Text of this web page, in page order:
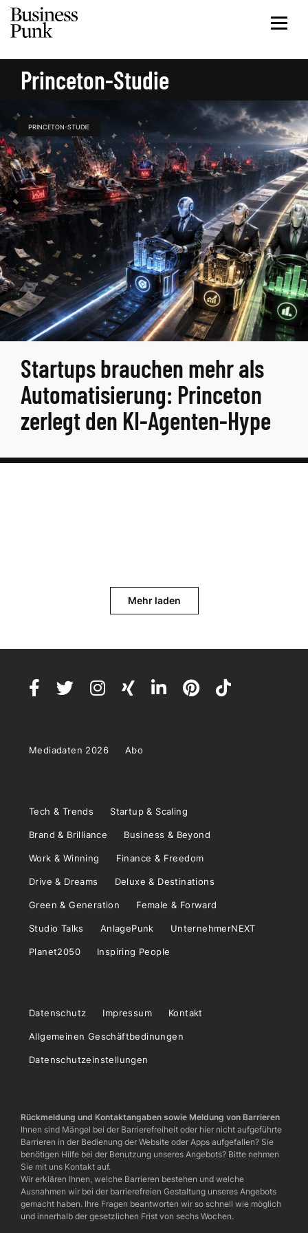
Princeton-Studie
PRINCETON-STUDIE
Startups brauchen mehr als
Automatisierung: Princeton
zerlegt den KI-Agenten-Hype
Mehr laden
Mediadaten 2026 Abo
Tech & Trends Startup & Scaling
Brand & Brilliance Business & Beyond
Work & Winning Finance & Freedom
Drive & Dreams Deluxe & Destinations
Green & Generation Female & Forward
Studio Talks AnlagePunk UnternehmerNEXT
Planet2050 Inspiring People
Datenschutz Impressum Kontakt
Allgemeinen Geschäftbedinungen
Datenschutzeinstellungen
Rückmeldung und Kontaktangaben sowie Meldung von Barrieren
Ihnen sind Mängel bei der Barrierefreiheit oder hier nicht aufgeführte
Barrieren in der Bedienung der Website oder Apps aufgefallen? Sie
benötigen Hilfe bei der Benutzung unseres Angebots? Bitte nehmen
Sie mit uns Kontakt auf.
Wir erklären Ihnen, welche Barrieren bestehen und welche
Ausnahmen wir bei der barrierefreien Gestaltung unseres Angebots
gemacht haben. Ihre Fragen beantworten wir so schnell wie möglich
und innerhalb der gesetzlichen Frist von sechs Wochen.